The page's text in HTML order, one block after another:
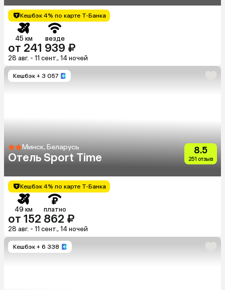
Кешбэк 4% по карте Т-Банка
45 км везде
от 241 939 ₽
28 авг. - 11 сент., 14 ночей
Кешбэк + 3 057
Минск, Беларусь
Отель Sport Time
8.5
251 отзыв
Кешбэк 4% по карте Т-Банка
49 км платно
от 152 862 ₽
28 авг. - 11 сент., 14 ночей
Кешбэк + 6 338